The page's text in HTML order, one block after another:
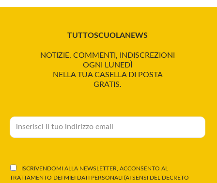
TUTTOSCUOLANEWS
NOTIZIE, COMMENTI, INDISCREZIONI
OGNI LUNEDÌ
NELLA TUA CASELLA DI POSTA
GRATIS.
ISCRIVENDOMI ALLA NEWSLETTER, ACCONSENTO AL
TRATTAMENTO DEI MIEI DATI PERSONALI (AI SENSI DEL DECRETO